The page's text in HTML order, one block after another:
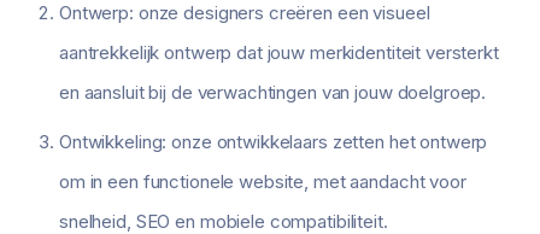
Ontwerp: onze designers creëren een visueel
aantrekkelijk ontwerp dat jouw merkidentiteit versterkt
en aansluit bij de verwachtingen van jouw doelgroep.
Ontwikkeling: onze ontwikkelaars zetten het ontwerp
om in een functionele website, met aandacht voor
snelheid, SEO en mobiele compatibiliteit.